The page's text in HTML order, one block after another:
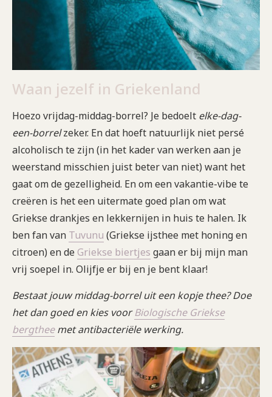
Waan jezelf in Griekenland
Hoezo vrijdag-middag-borrel? Je bedoelt elke-dag-
een-borrelzeker. En dat hoeft natuurlijk niet persé
alcoholisch te zijn (in het kader van werken aan je
weerstand misschien juist beter van niet) want het
gaat om de gezelligheid. En om een vakantie-vibe te
creëren is het een uitermate goed plan om wat
Griekse drankjes en lekkernijen in huis te halen. Ik
ben fan van Tuvunu (Griekse ijsthee met honing en
citroen) en de Griekse biertjes gaan er bij mijn man
vrij soepel in. Olijfje er bij en je bent klaar!
Bestaat jouw middag-borrel uit een kopje thee? Doe
het dan goed en kies voorBiologische Griekse
bergtheemetantibacteriële werking.